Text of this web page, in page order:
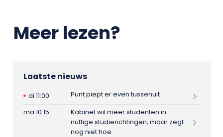
Meer lezen?
Laatste nieuws
di 11:00
Punt piept er even tussenuit
ma 10:15
Kabinet wil meer studenten in
nuttige studierichtingen, maar zegt
nog niet hoe